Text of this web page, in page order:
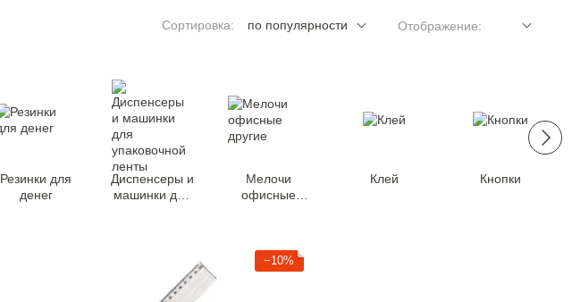
Сортировка: по популярности Отображение:
Резинки для
денег
Диспенсеры и
машинки для
Мелочи
офисные
Клей Кнопки
−10%